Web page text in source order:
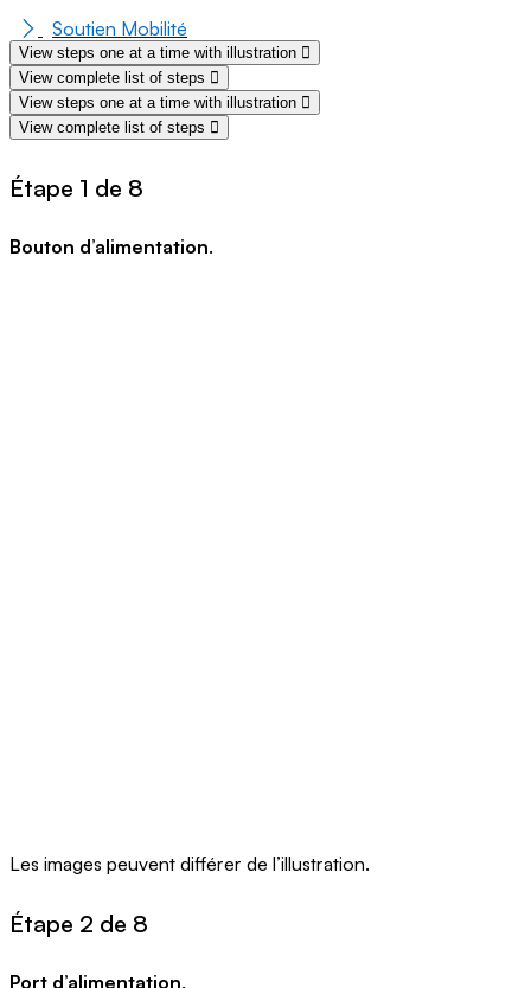
Soutien Mobilité
View steps one at a time with illustration
View complete list of steps
View steps one at a time with illustration
View complete list of steps
Étape 1 de 8
Bouton d’alimentation.
Les images peuvent différer de l’illustration.
Étape 2 de 8
Port d’alimentation.